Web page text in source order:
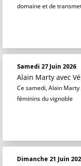
domaine et de
Samedi 27 Juin 2026
Alain Marty avec
Ce samedi, Alain
féminins du vignoble
Dimanche 21 Juin